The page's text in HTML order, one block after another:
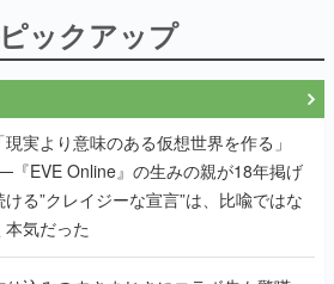
ックアップ
「現実より意味のある仮想世界を作る」
『EVE Online』の生みの親が18年掲げ
ける”クレイジーな宣言”は、比喩ではな
本気だった